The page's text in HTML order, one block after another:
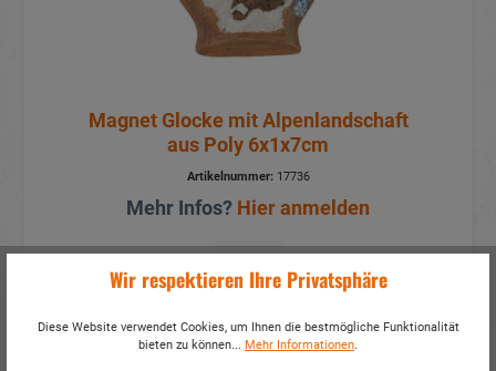
Magnet Glocke mit Alpenlandschaft
aus Poly 6x1x7cm
Artikelnummer:17736
Mehr Infos? Hier anmelden
Wir respektieren Ihre Privatsphäre
Diese Website verwendet Cookies, um Ihnen die bestmögliche Funktionalität
bieten zu können... Mehr Informationen.